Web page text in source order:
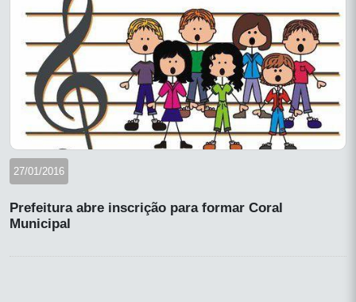
27/01/2016
Prefeitura abre inscrição para formar Coral
Municipal